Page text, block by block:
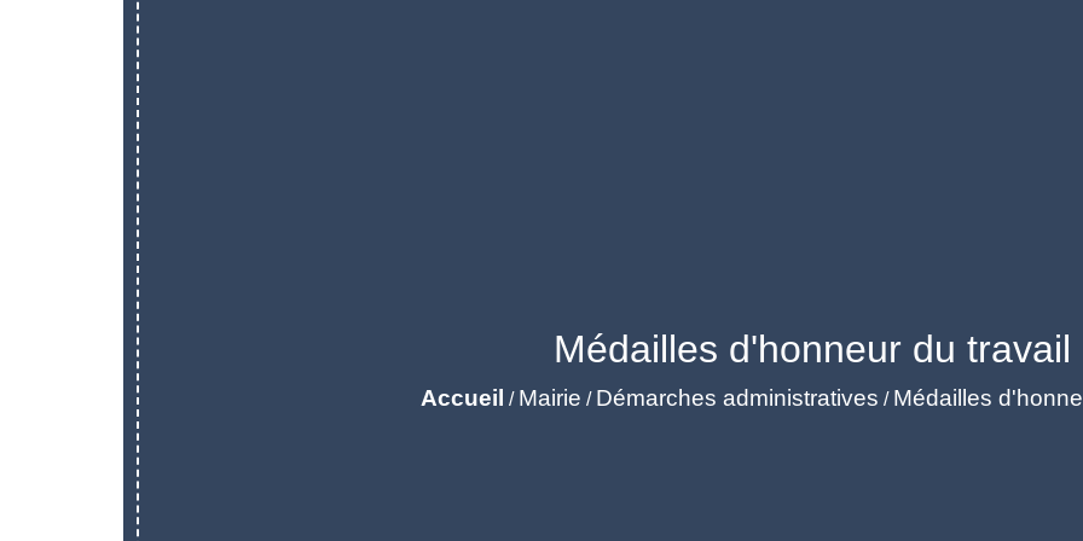
Médailles d'honneur du travail
Accueil / Mairie / Démarches administratives / Médailles